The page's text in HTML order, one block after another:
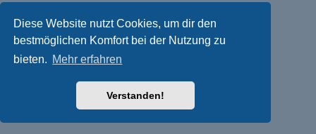
Diese Website nutzt Cookies, um dir den
bestmöglichen Komfort bei der Nutzung zu
bieten. Mehr erfahren
Verstanden!